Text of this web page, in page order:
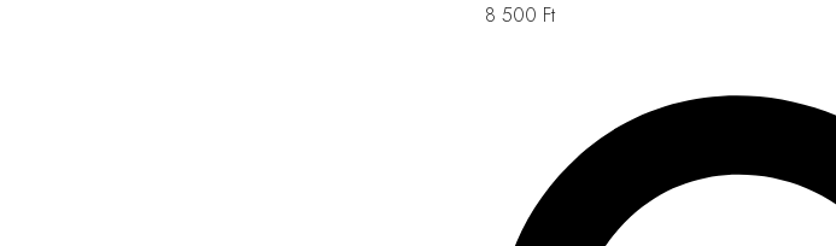
8 500 Ft